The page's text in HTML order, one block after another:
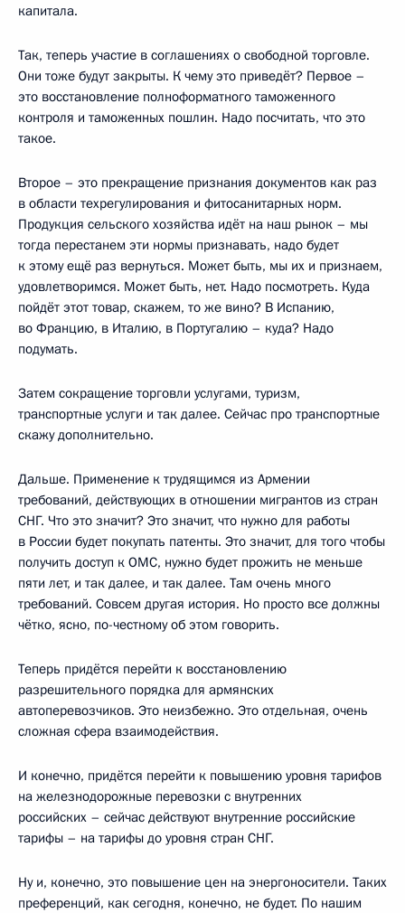
капитала.
Так, теперь участие в соглашениях о свободной торговле.
Они тоже будут закрыты. К чему это приведёт? Первое –
это восстановление полноформатного таможенного
контроля и таможенных пошлин. Надо посчитать, что это
такое.
Второе – это прекращение признания документов как раз
в области техрегулирования и фитосанитарных норм.
Продукция сельского хозяйства идёт на наш рынок – мы
тогда перестанем эти нормы признавать, надо будет
к этому ещё раз вернуться. Может быть, мы их и признаем,
удовлетворимся. Может быть, нет. Надо посмотреть. Куда
пойдёт этот товар, скажем, то же вино? В Испанию,
во Францию, в Италию, в Португалию – куда? Надо
подумать.
Затем сокращение торговли услугами, туризм,
транспортные услуги и так далее. Сейчас про транспортные
скажу дополнительно.
Дальше. Применение к трудящимся из Армении
требований, действующих в отношении мигрантов из стран
СНГ. Что это значит? Это значит, что нужно для работы
в России будет покупать патенты. Это значит, для того чтобы
получить доступ к ОМС, нужно будет прожить не меньше
пяти лет, и так далее, и так далее. Там очень много
требований. Совсем другая история. Но просто все должны
чётко, ясно, по-честному об этом говорить.
Теперь придётся перейти к восстановлению
разрешительного порядка для армянских
автоперевозчиков. Это неизбежно. Это отдельная, очень
сложная сфера взаимодействия.
И конечно, придётся перейти к повышению уровня тарифов
на железнодорожные перевозки с внутренних
российских – сейчас действуют внутренние российские
тарифы – на тарифы до уровня стран СНГ.
Ну и, конечно, это повышение цен на энергоносители. Таких
преференций, как сегодня, конечно, не будет. По нашим